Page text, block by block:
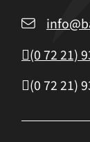
(0 7221)
(0 7221)